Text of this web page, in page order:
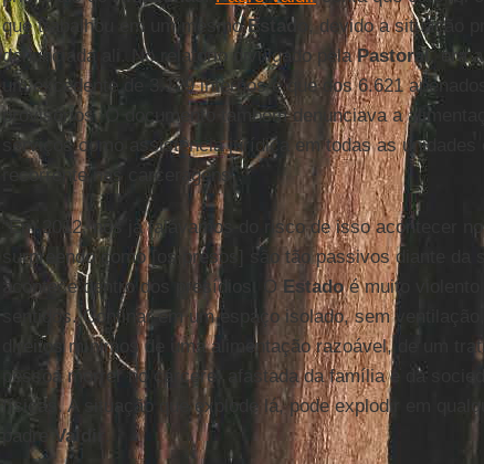
que trabalhou em um mesmoEstado
, devido a situação
denunciada ali. No relatório divulgado pelaPastoral, era
um excedente de 3.129 internos e que dos 6.621
provisórios. O documento também denunciava a
serviços como assistência jurídica em todas as unidades
recorrente nas carceragens”.
“Em 2012, nós já falávamos do risco de isso acontecer
surpreendo como [os presos] são tão passivos diante da
acontece dentro dos presídios. OEstadoé muito violento
sentidos. Confinar em um espaço isolado, sem
direitos mínimos de uma alimentação razoável, de um
pessoa morrer no cárcere, afastada da família e da
físicas. A situação que explode lá, pode explodir em
padre
Valdir